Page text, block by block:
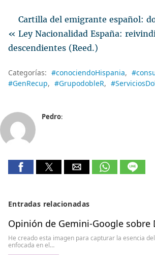
Cartilla del emigrante español:
« Ley Nacionalidad España:
descendientes (Reed.)
Categorías: #conociendoHispania
#GenRecup
#GrupodobleR
Pedro:
Entradas relacionadas
Opinión de Gemini-Google sobre
He creado esta imagen para capturar la esencia
enfocada en el…